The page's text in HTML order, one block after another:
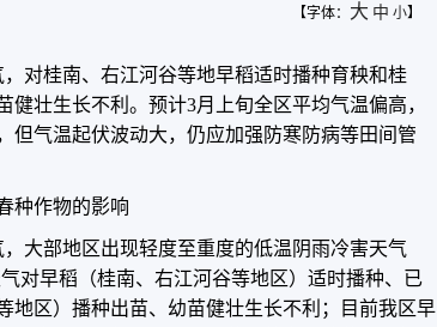
【字体： 大 中 小】
对桂南、右江河谷等地早稻适时播种育秧和桂
壮生长不利。预计3月上旬全区平均气温偏高，
但气温起伏波动大，仍应加强防寒防病等田间管
种作物的影响
大部地区出现轻度至重度的低温阴雨冷害天气
对早稻（桂南、右江河谷等地区）适时播种、已
地区）播种出苗、幼苗健壮生长不利；目前我区早